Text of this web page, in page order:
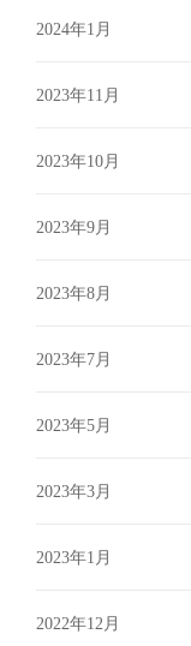
2024年1月
2023年11月
2023年10月
2023年9月
2023年8月
2023年7月
2023年5月
2023年3月
2023年1月
2022年12月